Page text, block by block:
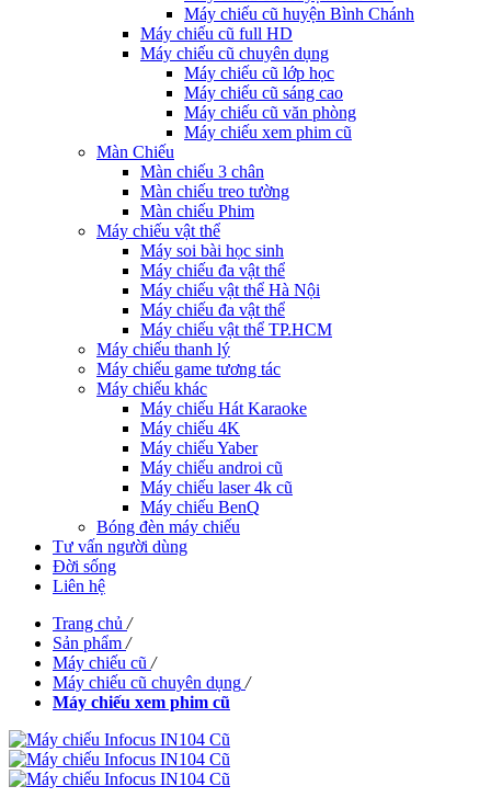
Máy chiếu cũ huyện Bình Chánh
Máy chiếu cũ full HD
Máy chiếu cũ chuyên dụng
Máy chiếu cũ lớp học
Máy chiếu cũ sáng cao
Máy chiếu cũ văn phòng
Máy chiếu xem phim cũ
Màn Chiếu
Màn chiếu 3 chân
Màn chiếu treo tường
Màn chiếu Phim
Máy chiếu vật thể
Máy soi bài học sinh
Máy chiếu đa vật thể
Máy chiếu vật thể Hà Nội
Máy chiếu đa vật thể
Máy chiếu vật thể TP.HCM
Máy chiếu thanh lý
Máy chiếu game tương tác
Máy chiếu khác
Máy chiếu Hát Karaoke
Máy chiếu 4K
Máy chiếu Yaber
Máy chiếu androi cũ
Máy chiếu laser 4k cũ
Máy chiếu BenQ
Bóng đèn máy chiếu
Tư vấn người dùng
Đời sống
Liên hệ
Trang chủ /
Sản phẩm /
Máy chiếu cũ /
Máy chiếu cũ chuyên dụng /
Máy chiếu xem phim cũ